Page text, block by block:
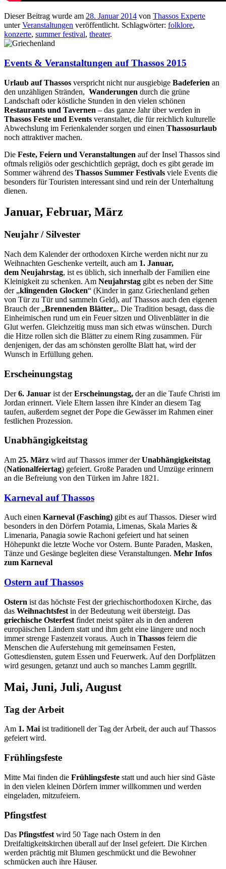
Dieser Beitrag wurde am 28. Januar 2014 von Thassos Experte
unterVeranstaltungen veröffentlicht. Schlagwörter: folklore,
konzerte, summer festival, theater.
Events & Veranstaltungen auf Thassos 2015
Urlaub auf Thassos verspricht nicht nur ausgiebige Badeferien an
den unzähligen Stränden, Wanderungen durch die grüne
Landschaft oder köstliche Stunden in den vielen schönen
Restaurants und Tavernen – das ganze Jahr über werden in
Thassos Feste und Events veranstaltet, die für reichlich kulturelle
Abwechslung im Ferienkalender sorgen und einen Thassosurlaub
noch attraktiver machen.
Die Feste, Feiern und Veranstaltungen auf der Insel Thassos sind
oftmals religiös oder geschichtlich geprägt, doch es gibt gerade im
Sommer während des Thassos Summer Festivals viele Events die
besonders für Touristen interessant sind und rein der Unterhaltung
dienen.
Januar, Februar, März
Neujahr / Silvester
Nach dem Kalender der orthodoxen Kirche werden nicht nur zu
Weihnachten Geschenke verteilt, auch am 1. Januar,
dem Neujahrstag, ist es üblich, sich innerhalb der Familien eine
Kleinigkeit zu schenken. Am Neujahrstag gibt es neben der Sitte
der „klingenden Glocken“ (Kinder in ganz Griechenland gehen
von Tür zu Tür und sammeln Geld), auf Thassos auch den eigenen
Brauch der „Brennenden Blätter„. Die Tradition besagt, dass die
Einheimischen rund um ein Feuer sitzen und Olivenblätter in die
Glut werfen. Gleichzeitig muss man sich etwas wünschen. Durch
die Hitze rollen sich die Blätter zu einem Ring zusammen. Für
denjenigen, der das am schönsten gerollte Blatt hat, wird der
Wunsch in Erfüllung gehen.
Erscheinungstag
Der6. Januar ist derErscheinungstag, der an die Taufe Christi im
Jordan erinnert. Viele Eltern lassen ihre Kinder an diesem Tag
taufen, außerdem segnet der Pope die Gewässer im Rahmen einer
festlichen Prozession.
Unabhängigkeitstag
Am 25. März wird auf Thassos immer derUnabhängigkeitstag
(Nationalfeiertag) gefeiert. Große Paraden und Umzüge erinnern
an die Befreiung von den Türken im Jahre 1821.
Karneval auf Thassos
Auch einen Karneval (Fasching) gibt es auf Thassos. Dieser wird
besonders in den Dörfern Potamia, Limenas, Skala Maries &
Limenaria, Panagia sowie Rachoni gefeiert und hat seinen
Höhepunkt die letzte Woche vor Ostern. Bunte Paraden, Masken,
Tänze und Gesänge begleiten diese Veranstaltungen. Mehr Infos
zum Karneval
Ostern auf Thassos
Ostern ist das höchste Fest der griechischorthodoxen Kirche, das
das Weihnachtsfest in der Bedeutung weit übersteigt. Das
griechische Osterfest findet meist später als in den anderen
europäischen Ländern statt und ihm geht eine längere und noch
immer strenge Fastenzeit voraus. Auch in Thassos feiern die
Menschen die Auferstehung mit gemeinsamen Festen,
Gottesdiensten, gutem Essen und Feuerwerk. Auf den Dorfplätzen
wird gesungen, getanzt und auch so manches Lamm gegrillt.
Mai, Juni, Juli, August
Tag der Arbeit
Am 1. Mai ist traditionell der Tag der Arbeit, der auch auf Thassos
gefeiert wird.
Frühlingsfeste
Mitte Mai finden die Frühlingsfeste statt und auch hier sind Gäste
in den vielen kleinen Dörfern immer willkommen und werden
eingeladen, mitzufeiern.
Pfingstfest
Das Pfingstfest wird 50 Tage nach Ostern in den
Dreifaltigkeitskirchen überall auf der Insel gefeiert. Die Kirchen
werden prächtig mit Blumen geschmückt und die Bewohner
schmücken auch ihre Häuser.